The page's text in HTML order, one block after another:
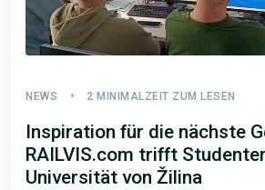
NEWS 2 MINIMALZEIT ZUM LESEN
Inspiration für die nächste
RAILVIS.com trifft
Universität von Žilina